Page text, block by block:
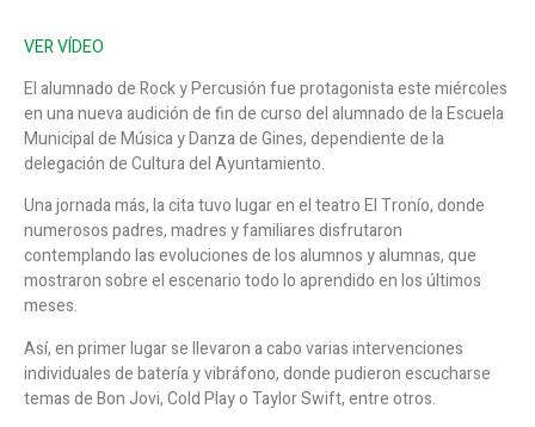
VER VÍDEO
El alumnado de Rock y Percusión fue protagonista este miércoles
en una nueva audición de fin de curso del alumnado de la Escuela
Municipal de Música y Danza de Gines, dependiente de la
delegación de Cultura del Ayuntamiento.
Una jornada más, la cita tuvo lugar en el teatro El Tronío, donde
numerosos padres, madres y familiares disfrutaron
contemplando las evoluciones de los alumnos y alumnas, que
mostraron sobre el escenario todo lo aprendido en los últimos
meses.
Así, en primer lugar se llevaron a cabo varias intervenciones
individuales de batería y vibráfono, donde pudieron escucharse
temas de Bon Jovi, Cold Play o Taylor Swift, entre otros.